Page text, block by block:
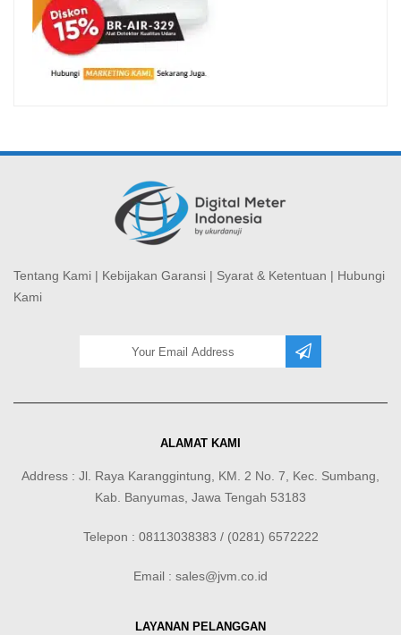
Tentang Kami | Kebijakan Garansi | Syarat & Ketentuan | Hubungi
Kami
ALAMAT KAMI
Address : Jl. Raya Karanggintung, KM. 2 No. 7, Kec. Sumbang,
Kab. Banyumas, Jawa Tengah 53183
Telepon : 08113038383 / (0281) 6572222
Email : sales@jvm.co.id
LAYANAN PELANGGAN